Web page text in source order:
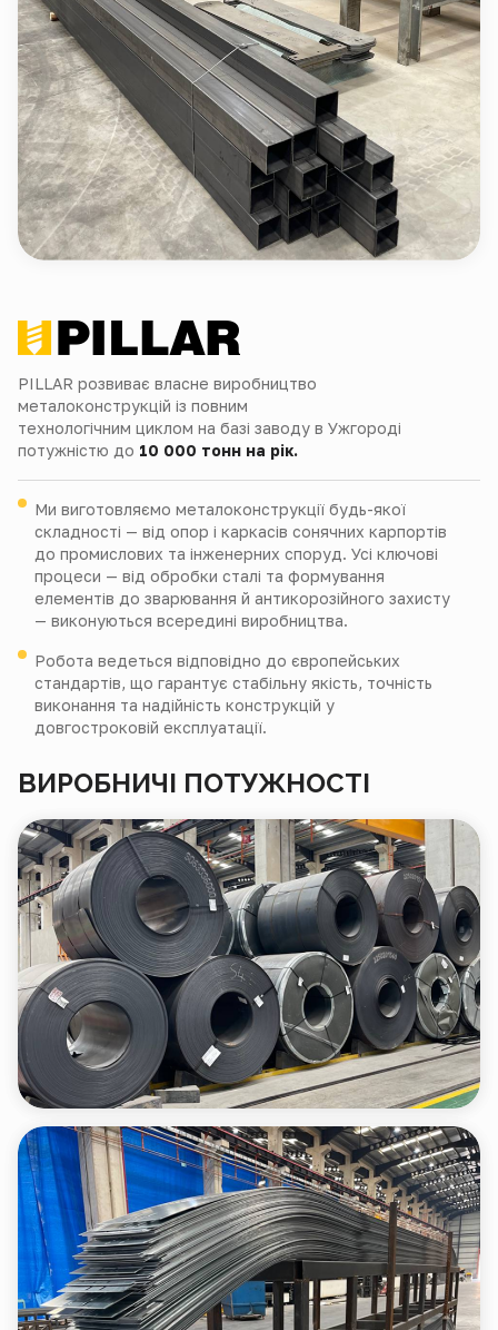
PILLAR розвиває власне виробництво
металоконструкцій із повним
технологічним циклом на базі заводу в Ужгороді
потужністю до 10 000 тонн на рік.
Ми виготовляємо металоконструкції будь-якої
складності — від опор і каркасів сонячних карпортів
до промислових та інженерних споруд. Усі ключові
процеси — від обробки сталі та формування
елементів до зварювання й антикорозійного захисту
— виконуються всередині виробництва.
Робота ведеться відповідно до європейських
стандартів, що гарантує стабільну якість, точність
виконання та надійність конструкцій у
довгостроковій експлуатації.
ВИРОБНИЧІ ПОТУЖНОСТІ